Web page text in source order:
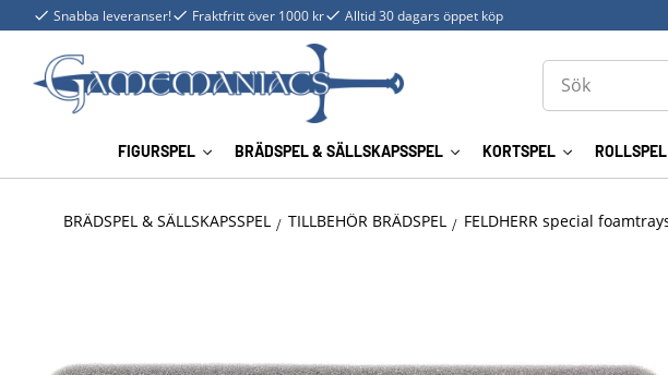
Snabba leveranser! Fraktfritt över 1000 kr Alltid 30 dagars öppet köp
FIGURSPEL BRÄDSPEL & SÄLLSKAPSSPEL KORTSPEL ROLLSPEL
BRÄDSPEL & SÄLLSKAPSSPEL TILLBEHÖR BRÄDSPEL FELDHERR special